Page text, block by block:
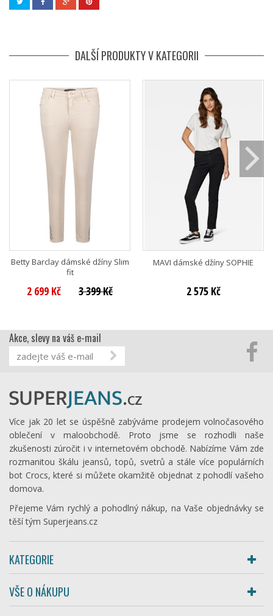
DALŠÍ PRODUKTY V KATEGORII
Betty Barclay dámské džíny Slim
fit
2 699 Kč 3 399 Kč
MAVI dámské džíny SOPHIE
2 575 Kč
Akce, slevy na váš e-mail
Více jak 20 let se úspěšně zabýváme prodejem volnočasového
oblečení v maloobchodě. Proto jsme se rozhodli naše
zkušenosti zúročit i v internetovém obchodě. Nabízíme Vám zde
rozmanitou škálu jeansů, topů, svetrů a stále více populárních
bot Crocs, které si můžete okamžitě objednat z pohodlí vašeho
domova.
Přejeme Vám rychlý a pohodlný nákup, na Vaše objednávky se
těší tým Superjeans.cz
KATEGORIE
VŠE O NÁKUPU